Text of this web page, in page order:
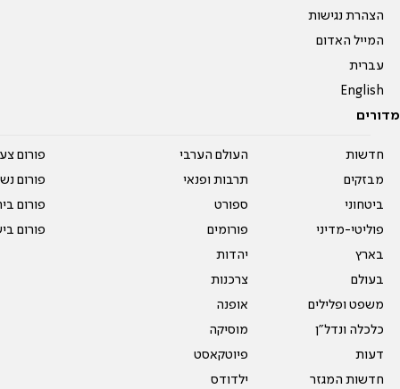
הצהרת נגישות
המייל האדום
עברית
English
מדורים
חדשות
מבזקים
ביטחוני
פוליטי-מדיני
בארץ
בעולם
משפט ופלילים
כלכלה ונדל"ן
דעות
חדשות המגזר
העולם הערבי
תרבות ופנאי
ספורט
פורומים
יהדות
צרכנות
אופנה
מוסיקה
פיוטקאסט
ילדודס
פורום
פורום
פורום
פורום